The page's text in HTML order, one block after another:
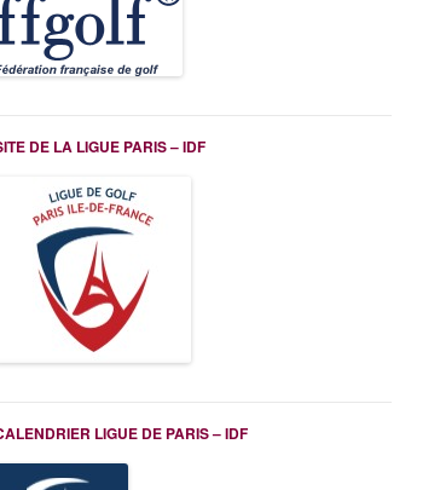
DE LA LIGUE PARIS – IDF
LIGUE DE PARIS – IDF